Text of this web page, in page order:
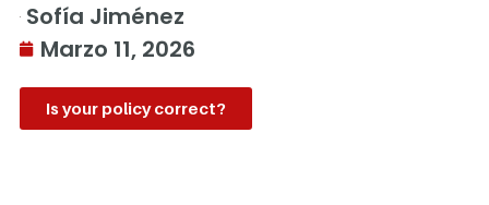
Sofía Jiménez
Marzo 11, 2026
Is your policy correct?